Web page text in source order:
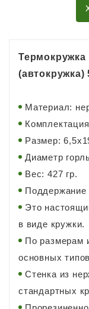
(автокружка)
Материал:
Размер:
Диаметр
Вес: 427 гр.
Поддержание
Это
в виде кружки.
По размерам
основных
Стенка из
стандартных